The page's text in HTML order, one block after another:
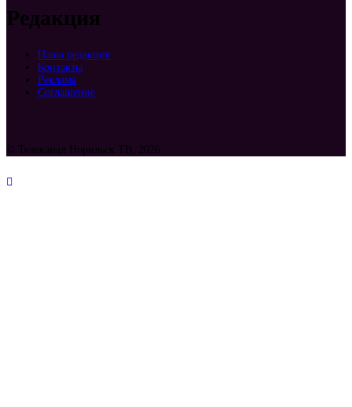
Редакция
Наша редакция
Контакты
Реклама
Соглашение
© Телеканал Норильск ТВ, 2026